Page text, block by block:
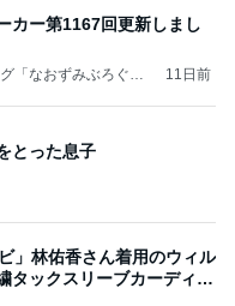
カー第1167回更新しまし
「なおずみぶろぐ」
11日前
とった息子
」林佑香さん着用のウィル
タックスリーブカーディガ